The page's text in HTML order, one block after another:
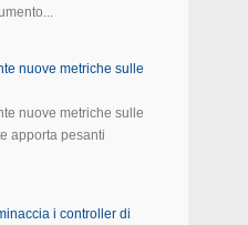
nuove metriche sulle
nuove metriche sulle
apporta pesanti
i controller di